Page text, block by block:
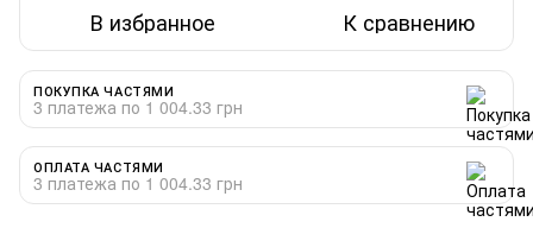
В избранное К сравнению
ПОКУПКА ЧАСТЯМИ
3 платежа по 1 004.33 грн
ОПЛАТА ЧАСТЯМИ
3 платежа по 1 004.33 грн